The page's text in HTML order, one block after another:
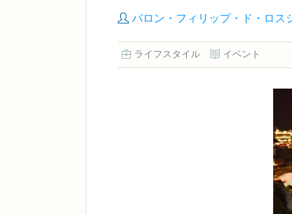
バロン・フィリップ・ド・ロス
ライフスタイル イベント